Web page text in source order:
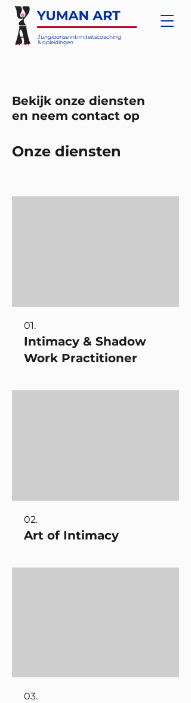
Jungiaanseintimiteitscoaching
& opleidingen
Bekijk onze diensten
en neem contact op
Onze diensten
01.
Intimacy & Shadow
Work Practitioner
02.
Art of Intimacy
03.